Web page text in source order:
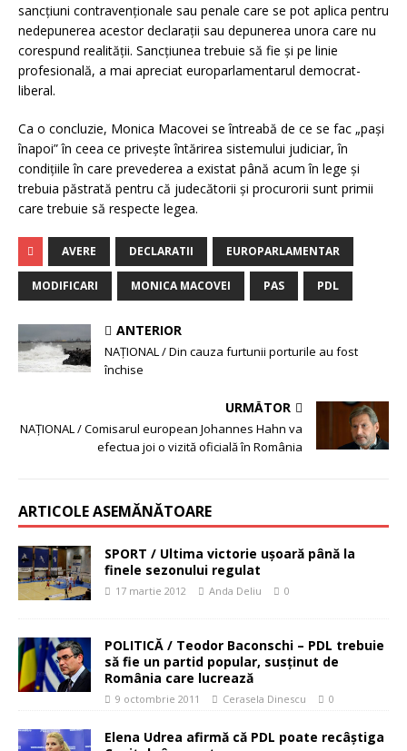
sancţiuni contravenţionale sau penale care se pot aplica pentru
nedepunerea acestor declaraţii sau depunerea unora care nu
corespund realităţii. Sancţiunea trebuie să fie şi pe linie
profesională, a mai apreciat europarlamentarul democrat-
liberal.
Ca o concluzie, Monica Macovei se întreabă de ce se fac „paşi
înapoi” în ceea ce priveşte întărirea sistemului judiciar, în
condiţiile în care prevederea a existat până acum în lege şi
trebuia păstrată pentru că judecătorii şi procurorii sunt primii
care trebuie să respecte legea.
AVERE DECLARATII EUROPARLAMENTAR
MODIFICARI MONICA MACOVEI PAS PDL
ANTERIOR
NAŢIONAL / Din cauza furtunii porturile au fost
închise
URMĂTOR
NAŢIONAL / Comisarul european Johannes Hahn va
efectua joi o vizită oficială în România
ARTICOLE ASEMĂNĂTOARE
SPORT / Ultima victorie uşoară până la
finele sezonului regulat
17 martie 2012 Anda Deliu 0
POLITICĂ / Teodor Baconschi – PDL trebuie
să fie un partid popular, susţinut de
România care lucrează
9 octombrie 2011 Cerasela Dinescu 0
Elena Udrea afirmă că PDL poate recâştiga